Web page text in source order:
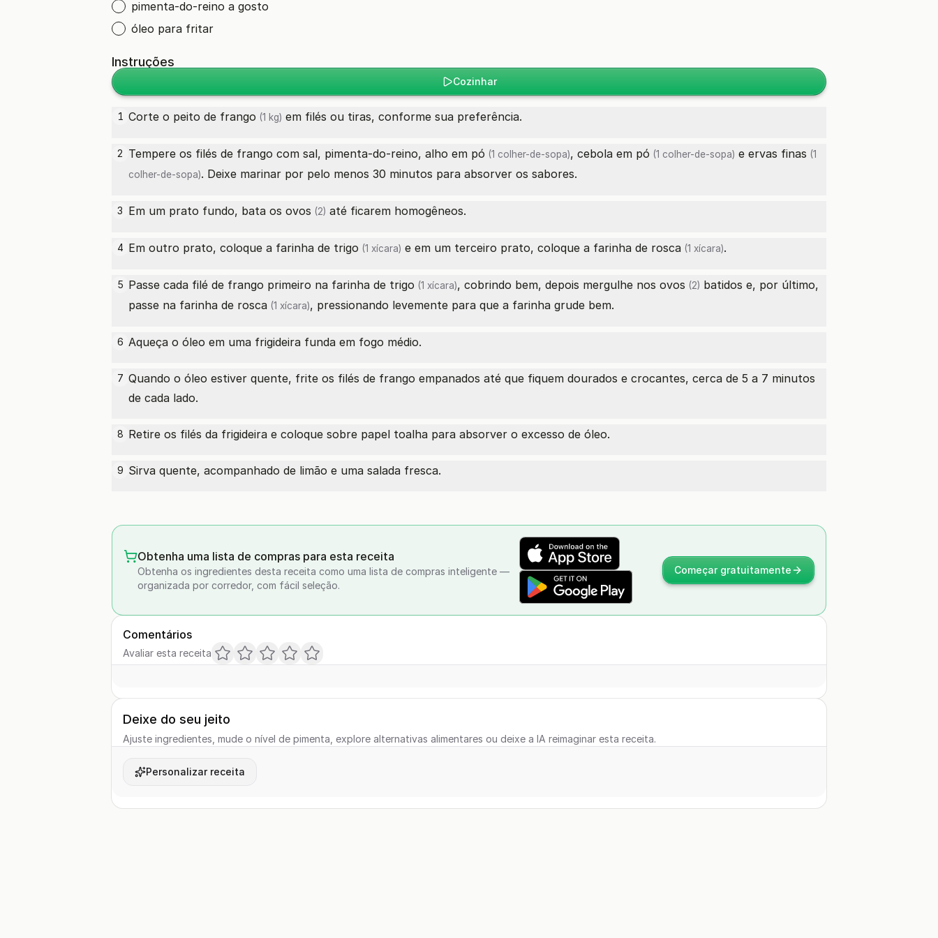
pimenta-do-reino a gosto
óleo para fritar
Instruções
Cozinhar
1 Corte o peito de frango (1 kg) em filés ou tiras, conforme sua preferência.
2 Tempere os filés de frango com sal, pimenta-do-reino, alho em pó (1 colher-de-sopa), cebola em pó (1 colher-de-sopa) e ervas finas (1
colher-de-sopa). Deixe marinar por pelo menos 30 minutos para absorver os sabores.
3 Em um prato fundo, bata os ovos (2) até ficarem homogêneos.
4 Em outro prato, coloque a farinha de trigo (1 xícara) e em um terceiro prato, coloque a farinha de rosca (1 xícara).
5 Passe cada filé de frango primeiro na farinha de trigo (1 xícara), cobrindo bem, depois mergulhe nos ovos (2) batidos e, por último,
passe na farinha de rosca (1 xícara), pressionando levemente para que a farinha grude bem.
6 Aqueça o óleo em uma frigideira funda em fogo médio.
7 Quando o óleo estiver quente, frite os filés de frango empanados até que fiquem dourados e crocantes, cerca de 5 a 7 minutos
de cada lado.
8 Retire os filés da frigideira e coloque sobre papel toalha para absorver o excesso de óleo.
9 Sirva quente, acompanhado de limão e uma salada fresca.
Obtenha uma lista de compras para esta receita
Obtenha os ingredientes desta receita como uma lista de compras inteligente —
organizada por corredor, com fácil seleção.
Começar gratuitamente
Comentários
Avaliar esta receita
Deixe do seu jeito
Ajuste ingredientes, mude o nível de pimenta, explore alternativas alimentares ou deixe a IA reimaginar esta receita.
Personalizar receita